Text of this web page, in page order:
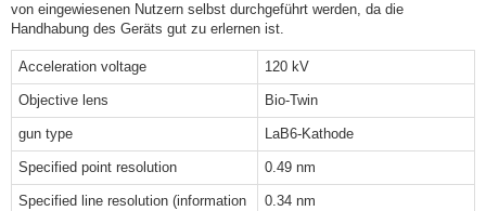
von eingewiesenen Nutzern selbst durchgeführt werden, da die
Handhabung des Geräts gut zu erlernen ist.
Acceleration voltage 120 kV
Objective lens Bio-Twin
gun type LaB6-Kathode
Specified point resolution 0.49 nm
Specified line resolution (information
0.34 nm